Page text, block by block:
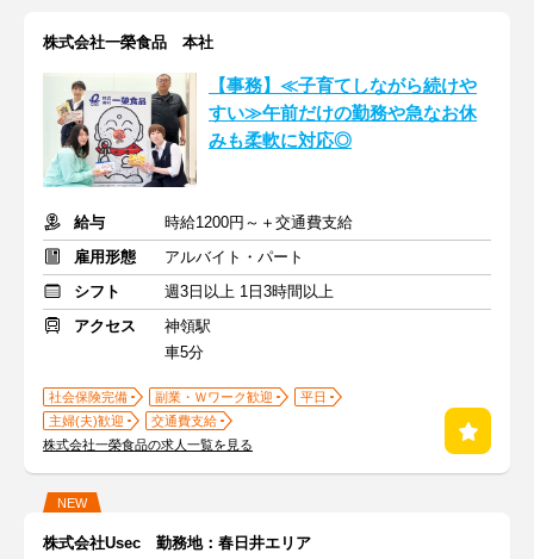
株式会社一榮食品 本社
【事務】≪子育てしながら続けや
すい≫午前だけの勤務や急なお休
みも柔軟に対応◎
給与
時給1200円～＋交通費支給
雇用形態
アルバイト・パート
シフト
週3日以上 1日3時間以上
アクセス
神領駅
車5分
社会保険完備 副業・Ｗワーク歓迎
平日
主婦(夫)歓迎
交通費支給
株式会社一榮食品の求人一覧を見る
NEW
株式会社Usec 勤務地：春日井エリア